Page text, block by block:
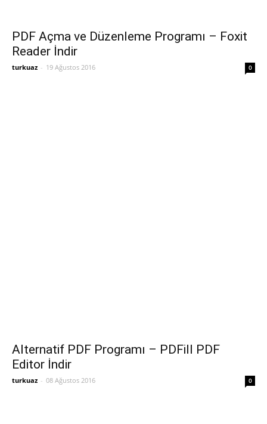
PDF Açma ve Düzenleme Programı – Foxit
Reader İndir
turkuaz - 19 Ağustos 2016 0
Alternatif PDF Programı – PDFill PDF
Editor İndir
turkuaz - 08 Ağustos 2016 0